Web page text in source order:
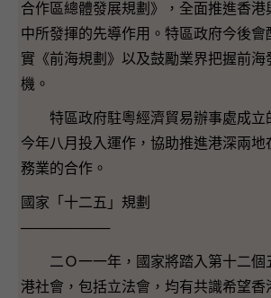
合作區總體發展規劃》，全面推進香港
中所發揮的先導作用。特區政府今後會
實《前海規劃》以及鼓勵業界把握前海
機。
特區政府駐粵經濟貿易辦事處成立
今年八月投入運作，協助推進港深兩地
務業的合作。
國家「十二五」規劃
─────────
二Ｏ一一年，國家將踏入第十二個
港社會，包括立法會，均有共識希望香